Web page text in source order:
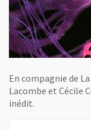
En compagnie de
Lacombe et Cécile
inédit.